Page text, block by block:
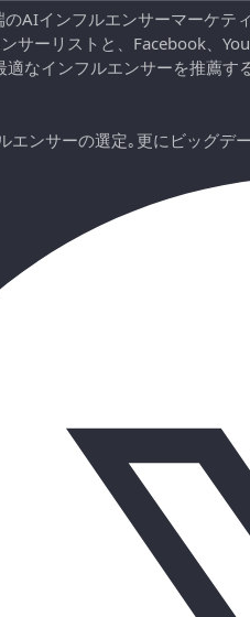
AIインフルエンサーマーケ
サーリストと、Facebook、
なインフルエンサーを推薦
エンサーの選定｡更にビッグデ